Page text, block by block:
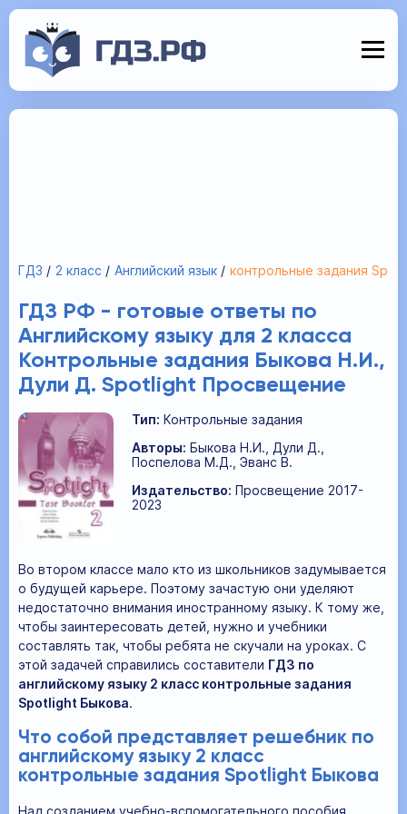
ГДЗ 2 класс Английский язык контрольные задания
ГДЗ РФ - готовые ответы по
Английскому языку для 2 класса
Контрольные задания Быкова Н.И.,
Дули Д. Spotlight Просвещение
Тип: Контрольные задания
Авторы: Быкова Н.И., Дули Д.,
Поспелова М.Д., Эванс В.
Издательство: Просвещение 2017-
2023
Во втором классе мало кто из школьников задумывается
о будущей карьере. Поэтому зачастую они уделяют
недостаточно внимания иностранному языку. К тому же,
чтобы заинтересовать детей, нужно и учебники
составлять так, чтобы ребята не скучали на уроках. С
этой задачей справились составители ГДЗ по
английскому языку 2 класс контрольные задания
Spotlight Быкова.
Что собой представляет решебник по
английскому языку 2 класс
контрольные задания Spotlight Быкова
Над созданием учебно-вспомогательного пособия